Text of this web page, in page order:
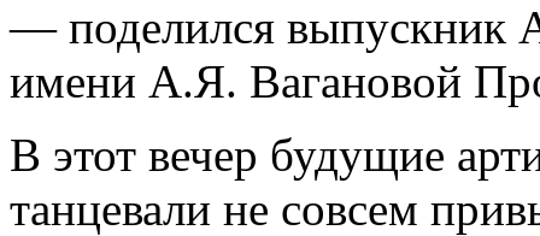
— поделился выпускник
имени А.Я. Вагановой
В этот вечер будущие
танцевали не совсем